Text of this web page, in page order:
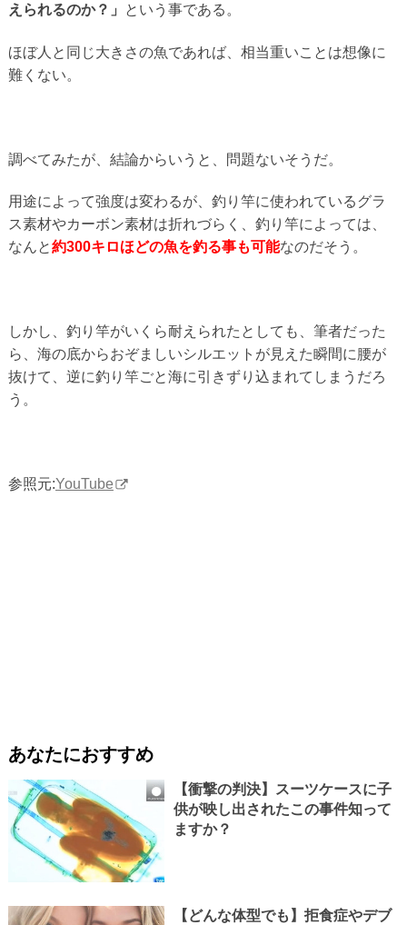
えられるのか？」
という事である。
ほぼ人と同じ大きさの魚であれば、相当重いことは想像に
難くない。
調べてみたが、結論からいうと、問題ないそうだ。
用途によって強度は変わるが、釣り竿に使われているグラ
ス素材やカーボン素材は折れづらく、釣り竿によっては、
なんと約300キロほどの魚を釣る事も可能なのだそう。
しかし、釣り竿がいくら耐えられたとしても、筆者だった
ら、海の底からおぞましいシルエットが見えた瞬間に腰が
抜けて、逆に釣り竿ごと海に引きずり込まれてしまうだろ
う。
参照元:YouTube
あなたにおすすめ
【衝撃の判決】スーツケースに子
供が映し出されたこの事件知って
ますか？
【どんな体型でも】拒食症やデブ